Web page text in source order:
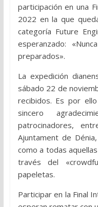
participación en una
2022 en la que
categoría Future
esperanzado:
preparados».
La expedición
sábado 22 de
recibidos. Es por
sincero
patrocinadores,
Ajuntament de
como a todas
través del
papeletas.
Participar en la Final